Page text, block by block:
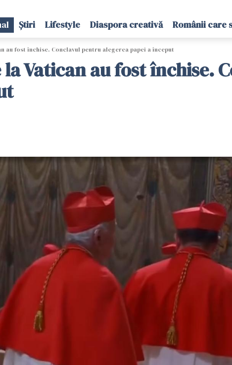
Știri Lifestyle Diaspora creativă Românii care
au fost închise. Conclavul pentru alegerea papei a început
Vatican au fost închise.